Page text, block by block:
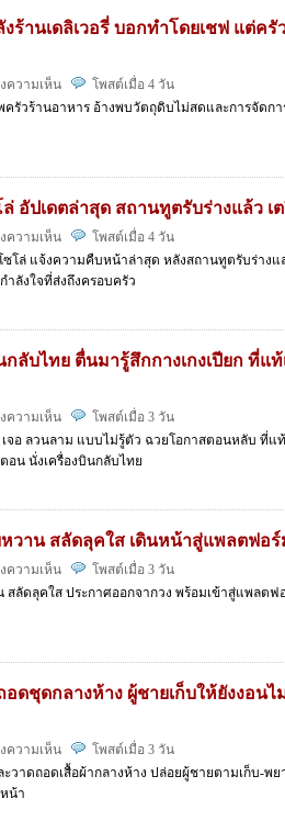
ร้านเดลิเวอรี่ บอกทำโดยเชฟ แต่ค
ความเห็น
โพสต์เมื่อ 4 วัน
รัวร้านอาหาร อ้างพบวัตถุดิบไม่สดและการจัดกา
อัปเดตล่าสุด สถานทูตรับร่างแล้ว เ
ความเห็น
โพสต์เมื่อ 4 วัน
โล่ แจ้งความคืบหน้าล่าสุด หลังสถานทูตรับร่าง
ลังใจที่ส่งถึงครอบครัว
กลับไทย ตื่นมารู้สึกกางเกงเปียก ที่แ
ความเห็น
โพสต์เมื่อ 3 วัน
เจอ ลวนลาม แบบไม่รู้ตัว ฉวยโอกาสตอนหลับ ที่
อน นั่งเครื่องบินกลับไทย
วาน สลัดลุคใส เดินหน้าสู่แพลตฟอ
ความเห็น
โพสต์เมื่อ 3 วัน
สลัดลุคใส ประกาศออกจากวง พร้อมเข้าสู่แพลต
ดชุดกลางห้าง ผู้ชายเก็บให้ยังงอนไ
ความเห็น
โพสต์เมื่อ 3 วัน
วาดถอดเสื้อผ้ากลางห้าง ปล่อยผู้ชายตามเก็บ-พ
น้า